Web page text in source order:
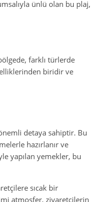
ünlü olan bu plaj,
farklı türlerde
biridir ve
detaya sahiptir. Bu
hazırlanır ve
yapılan yemekler, bu
sıcak bir
atmosfer, ziyaretçilerin